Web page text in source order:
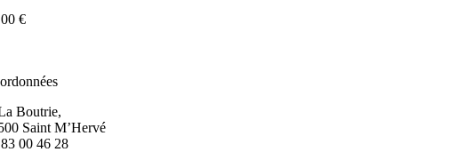
€
Boutrie,
Saint M’Hervé
00 46 28